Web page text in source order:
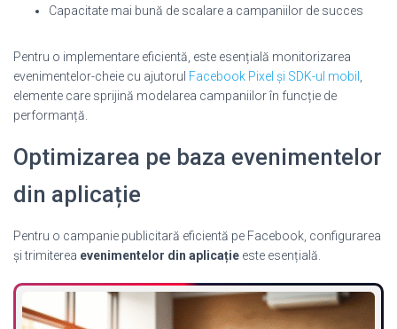
Capacitate mai bună de scalare a campaniilor de succes
Pentru o implementare eficientă, este esențială monitorizarea
evenimentelor-cheie cu ajutorul Facebook Pixel și SDK-ul mobil
elemente care sprijină modelarea campaniilor în funcție de
performanță.
Optimizarea pe baza evenimentelor
din aplicație
Pentru o campanie publicitară eficientă pe Facebook, configurarea
și trimiterea evenimentelor din aplicație este esențială.